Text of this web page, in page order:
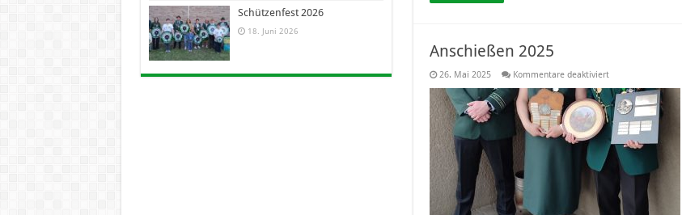
Anschießen 2025
26. Mai 2025 Kommentare deaktiviertfür
2025
Schützenfest 2026
18. Juni 2026